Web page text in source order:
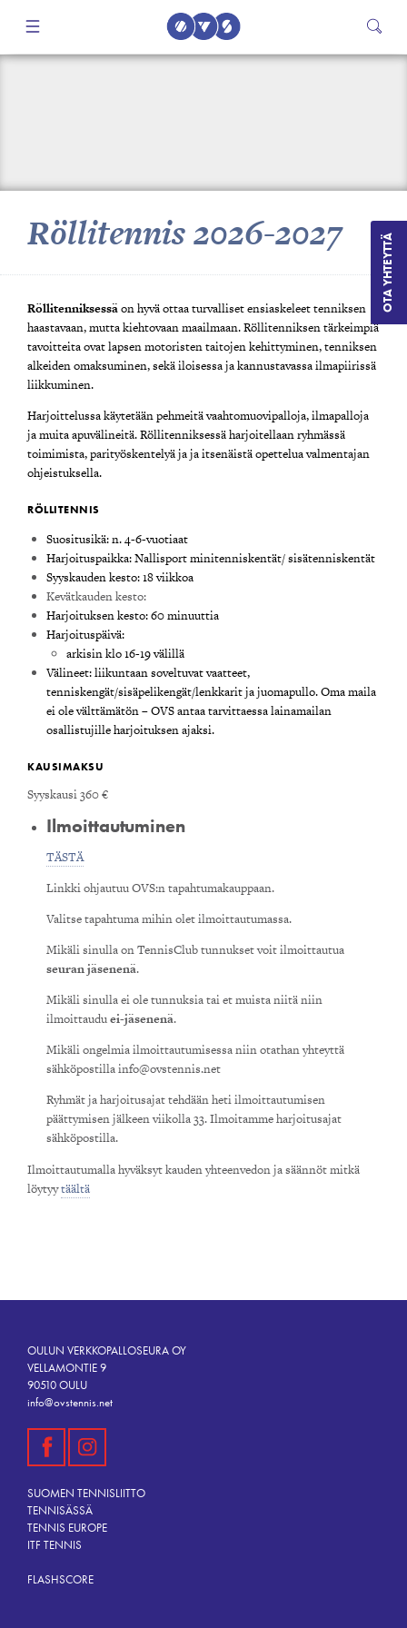
Röllitennis 2026-2027
Röllitenniksessäon hyvä ottaa turvalliset ensiaskeleet tenniksen
haastavaan, mutta kiehtovaan maailmaan. Röllitenniksen tärkeimpiä
tavoitteita ovat lapsen motoristen taitojen kehittyminen, tenniksen
alkeiden omaksuminen, sekä iloisessa ja kannustavassa ilmapiirissä
liikkuminen.
Harjoittelussa käytetään pehmeitä vaahtomuovipalloja, ilmapalloja
ja muita apuvälineitä. Röllitenniksessä harjoitellaan ryhmässä
toimimista, parityöskentelyä ja ja itsenäistä opettelua valmentajan
ohjeistuksella.
RÖLLITENNIS
Suositusikä: n. 4-6-vuotiaat
Harjoituspaikka: Nallisport minitenniskentät/ sisätenniskentät
Syyskauden kesto: 18 viikkoa
Kevätkauden kesto:
Harjoituksen kesto: 60 minuuttia
Harjoituspäivä:
arkisin klo 16-19 välillä
Välineet: liikuntaan soveltuvat vaatteet,
tenniskengät/sisäpelikengät/lenkkarit ja juomapullo. Oma maila
ei ole välttämätön – OVS antaa tarvittaessa lainamailan
osallistujille harjoituksen ajaksi.
KAUSIMAKSU
Syyskausi 360 €
Ilmoittautuminen
TÄSTÄ
Linkki ohjautuu OVS:n tapahtumakauppaan.
Valitse tapahtuma mihin olet ilmoittautumassa.
Mikäli sinulla on TennisClub tunnukset voit ilmoittautua
seuran jäsenenä.
Mikäli sinulla ei ole tunnuksia tai et muista niitä niin
ilmoittauduei-jäsenenä.
Mikäli ongelmia ilmoittautumisessa niin otathan yhteyttä
sähköpostilla info@ovstennis.net
Ryhmät ja harjoitusajat tehdään heti ilmoittautumisen
päättymisen jälkeen viikolla 33. Ilmoitamme harjoitusajat
sähköpostilla.
Ilmoittautumalla hyväksyt kauden yhteenvedon ja säännöt mitkä
löytyytäältä
OTA YHTEYTTÄ
OULUN VERKKOPALLOSEURA OY
VELLAMONTIE 9
90510 OULU
info@ovstennis.net
SUOMEN TENNISLIITTO
TENNISÄSSÄ
TENNIS EUROPE
ITF TENNIS
FLASHSCORE